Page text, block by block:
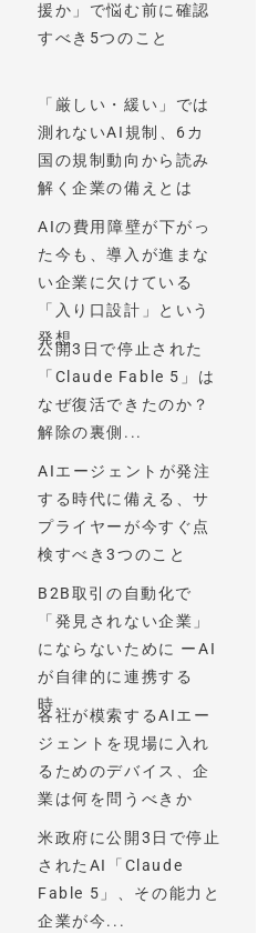
援か」で悩む前に確認
すべき5つのこと
「厳しい・緩い」では
測れないAI規制、6カ
国の規制動向から読み
解く企業の備えとは
AIの費用障壁が下がっ
た今も、導入が進まな
い企業に欠けている
「入り口設計」という
発想
公開3日で停止された
「Claude Fable 5」は
なぜ復活できたのか？
解除の裏側...
AIエージェントが発注
する時代に備える、サ
プライヤーが今すぐ点
検すべき3つのこと
B2B取引の自動化で
「発見されない企業」
にならないために ーAI
が自律的に連携する
時...
各社が模索するAIエー
ジェントを現場に入れ
るためのデバイス、企
業は何を問うべきか
米政府に公開3日で停止
されたAI「Claude
Fable 5」、その能力と
企業が今...